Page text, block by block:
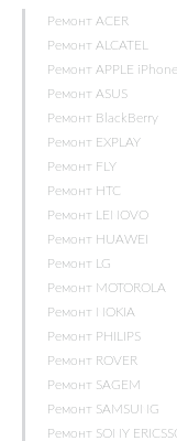
Ремонт ACER
Ремонт ALCATEL
Ремонт APPLE iPhone
Ремонт ASUS
Ремонт BlackBerry
Ремонт EXPLAY
Ремонт FLY
Ремонт HTC
Ремонт LENOVO
Ремонт HUAWEI
Ремонт LG
Ремонт MOTOROLA
Ремонт NOKIA
Ремонт PHILIPS
Ремонт ROVER
Ремонт SAGEM
Ремонт SAMSUNG
Ремонт SONY